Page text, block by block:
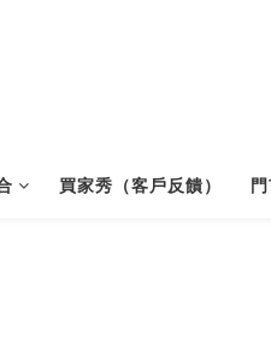
買家秀（客戶反饋）